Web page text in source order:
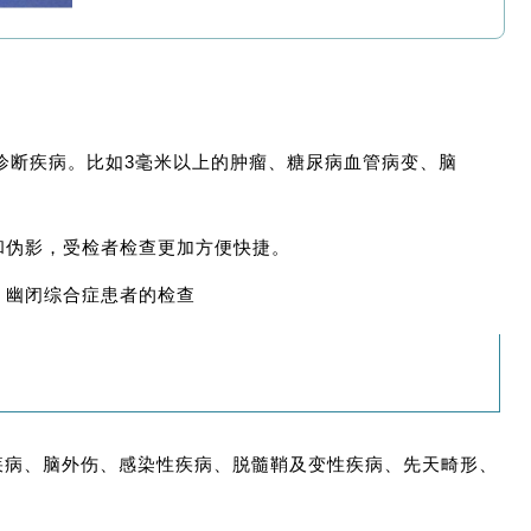
疾病。比如3毫米以上的肿瘤、糖尿病血管病变、脑
影，受检者检查更加方便快捷。
闭综合症患者的检查
、脑外伤、感染性疾病、脱髓鞘及变性疾病、先天畸形、